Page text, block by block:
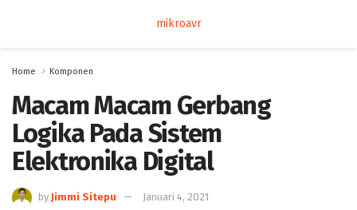
mikroavr
Home Komponen
Macam Macam Gerbang
Logika Pada Sistem
Elektronika Digital
by Jimmi Sitepu Januari 4, 2021